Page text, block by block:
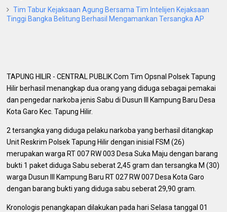
Tim Tabur Kejaksaan Agung Bersama Tim Intelijen Kejaksaan
Tinggi Bangka Belitung Berhasil Mengamankan Tersangka AP
TAPUNG HILIR - CENTRAL PUBLIK.Com Tim Opsnal Polsek Tapung
Hilir berhasil menangkap dua orang yang diduga sebagai pemakai
dan pengedar narkoba jenis Sabu di Dusun III Kampung Baru Desa
Kota Garo Kec. Tapung Hilir.
2 tersangka yang diduga pelaku narkoba yang berhasil ditangkap
Unit Reskrim Polsek Tapung Hilir dengan inisial FSM (26)
merupakan warga RT 007 RW 003 Desa Suka Maju dengan barang
bukti 1 paket diduga Sabu seberat 2,45 gram dan tersangka M (30)
warga Dusun III Kampung Baru RT 027 RW 007 Desa Kota Garo
dengan barang bukti yang diduga sabu seberat 29,90 gram.
Kronologis penangkapan dilakukan pada hari Selasa tanggal 01